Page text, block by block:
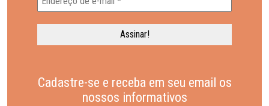
Cadastre-se e receba em seu email os
nossos informativos